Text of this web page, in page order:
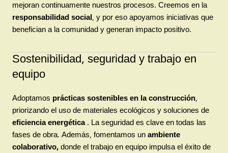
mejoran continuamente nuestros procesos. Creemos en la
responsabilidad social, y por eso apoyamos iniciativas que
benefician a la comunidad y generan impacto positivo.
Sostenibilidad, seguridad y trabajo en
equipo
Adoptamos prácticas sostenibles en la construcción,
priorizando el uso de materiales ecológicos y soluciones de
eficiencia energética. La seguridad es clave en todas las
fases de obra. Además, fomentamos un ambiente
colaborativo, donde el trabajo en equipo impulsa el éxito de